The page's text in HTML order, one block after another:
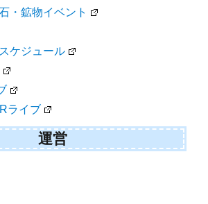
・鉱物イベント
ケジュール
ライブ
運営